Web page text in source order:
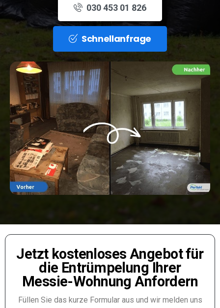
030 453 01 826
Schnellanfrage
Jetzt kostenloses Angebot für
die Entrümpelung Ihrer
Messie-Wohnung Anfordern
Füllen Sie das kurze Formular aus und wir melden uns